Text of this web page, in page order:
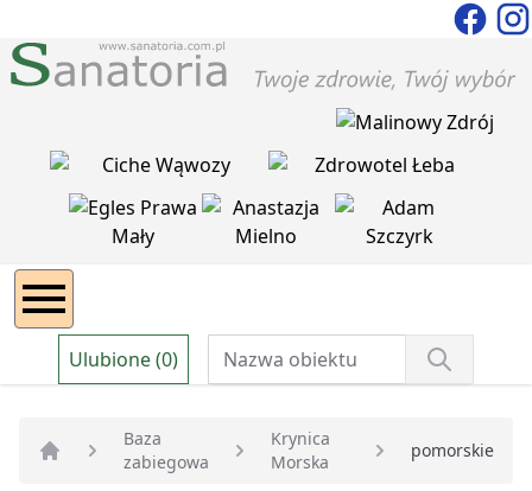
Ulubione (0)
Strona główna
Baza
zabiegowa
Krynica
Morska
pomorskie